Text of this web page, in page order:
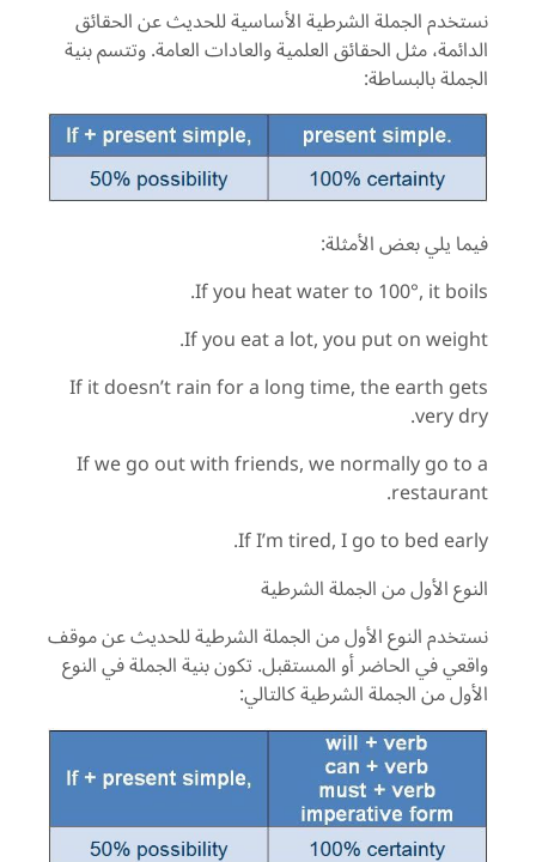
نستخدم الجملة الشرطية الأساسية للحديث عن الحقائق
الدائمة، مثل الحقائق العلمية والعادات العامة. وتتسم بنية
الجملة بالبساطة:
فيما يلي بعض الأمثلة:
If you heat water to 100°, it boils.
If you eat a lot, you put on weight.
If it doesn’t rain for a long time, the earth gets
very dry.
If we go out with friends, we normally go to a
restaurant.
If I’m tired, I go to bed early.
النوع الأول من الجملة الشرطية
نستخدم النوع الأول من الجملة الشرطية للحديث عن موقف
واقعي في الحاضر أو المستقبل. تكون بنية الجملة في النوع
الأول من الجملة الشرطية كالتالي: